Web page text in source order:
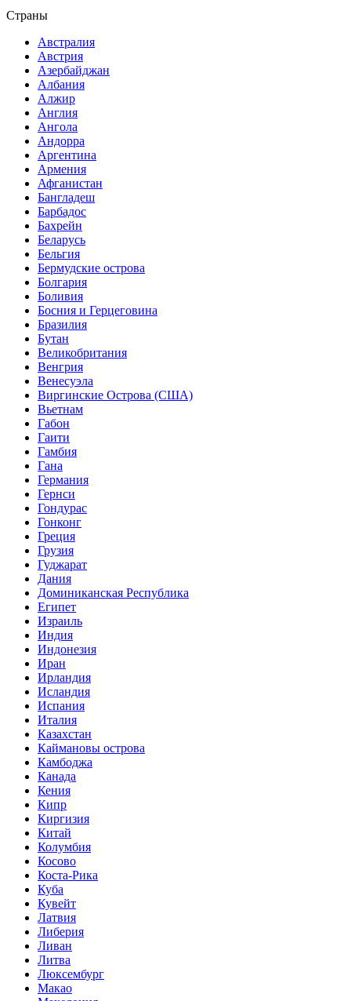
Страны
Австралия
Австрия
Азербайджан
Албания
Алжир
Англия
Ангола
Андорра
Аргентина
Армения
Афганистан
Бангладеш
Барбадос
Бахрейн
Беларусь
Бельгия
Бермудские острова
Болгария
Боливия
Босния и Герцеговина
Бразилия
Бутан
Великобритания
Венгрия
Венесуэла
Виргинские Острова (США)
Вьетнам
Габон
Гаити
Гамбия
Гана
Германия
Гернси
Гондурас
Гонконг
Греция
Грузия
Гуджарат
Дания
Доминиканская Республика
Египет
Израиль
Индия
Индонезия
Иран
Ирландия
Исландия
Испания
Италия
Казахстан
Каймановы острова
Камбоджа
Канада
Кения
Кипр
Киргизия
Китай
Колумбия
Косово
Коста-Рика
Куба
Кувейт
Латвия
Либерия
Ливан
Литва
Люксембург
Макао